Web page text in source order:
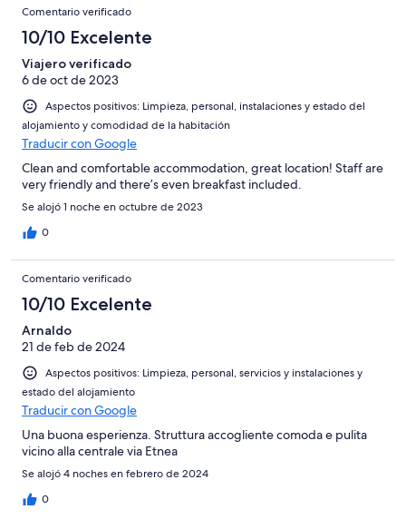
Comentario verificado
10/10 Excelente
Viajero verificado
6 de oct de 2023
Aspectos positivos: Limpieza, personal, instalaciones y estado del
alojamiento y comodidad de la habitación
Traducir con Google
Clean and comfortable accommodation, great location! Staff are
very friendly and there’s even breakfast included.
Se alojó 1 noche en octubre de 2023
0
Comentario verificado
10/10 Excelente
Arnaldo
21 de feb de 2024
Aspectos positivos: Limpieza, personal, servicios y instalaciones y
estado del alojamiento
Traducir con Google
Una buona esperienza. Struttura accogliente comoda e pulita
vicino alla centrale via Etnea
Se alojó 4 noches en febrero de 2024
0